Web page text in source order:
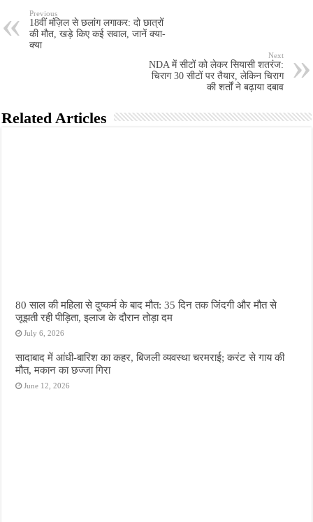
Previous
18वीं मंज़िल से छलांग लगाकर: दो छात्रों
की मौत, खड़े किए कई सवाल, जानें क्या-
क्या
Next
NDA में सीटों को लेकर सियासी शतरंज:
चिराग 30 सीटों पर तैयार, लेकिन चिराग
की शर्तों ने बढ़ाया दबाव
Related Articles
80 साल की महिला से दुष्कर्म के बाद मौत: 35 दिन तक जिंदगी और मौत से
जूझती रही पीड़िता, इलाज के दौरान तोड़ा दम
July 6, 2026
सादाबाद में आंधी-बारिश का कहर, बिजली व्यवस्था चरमराई; करंट से गाय की
मौत, मकान का छज्जा गिरा
June 12, 2026